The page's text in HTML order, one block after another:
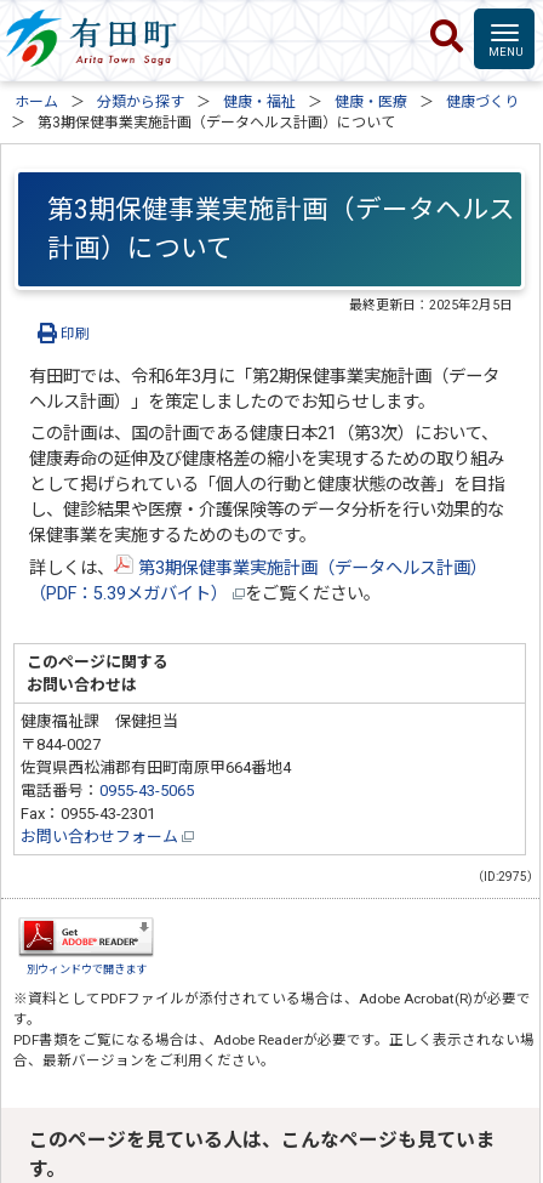
ホーム 分類から探す 健康・福祉 健康・医療
健康づくり
第3期保健事業実施計画（データヘルス計画）について
第3期保健事業実施計画（データヘルス
計画）について
最終更新日：2025年2月5日
印刷
有田町では、令和6年3月に「第2期保健事業実施計画（データ
ヘルス計画）」を策定しましたのでお知らせします。
この計画は、国の計画である健康日本21（第3次）において、
健康寿命の延伸及び健康格差の縮小を実現するための取り組み
として掲げられている「個人の行動と健康状態の改善」を目指
し、健診結果や医療・介護保険等のデータ分析を行い効果的な
保健事業を実施するためのものです。
詳しくは、
第3期保健事業実施計画（データヘルス計画）
（PDF：5.39メガバイト）
をご覧ください。
このページに関する
お問い合わせは
健康福祉課 保健担当
〒844-0027
佐賀県西松浦郡有田町南原甲664番地4
電話番号：0955-43-5065
Fax：0955-43-2301
お問い合わせフォーム
（ID:2975）
別ウィンドウで開きます
※資料としてPDFファイルが添付されている場合は、 Adobe Acrobat(R)が必要で
す。
PDF書類をご覧になる場合は、 Adobe Readerが必要です。正しく表示されない場
合、最新バージョンをご利用ください。
このページを見ている人は、こんなページも見ていま
す。